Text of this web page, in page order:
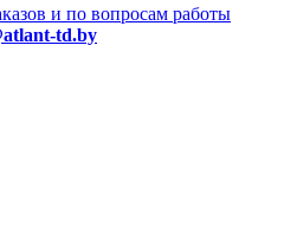
и по вопросам работы
td.by